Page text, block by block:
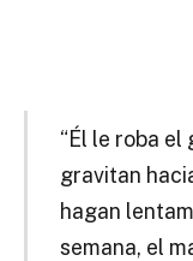
“Él le roba el
gravitan
hagan
semana, el